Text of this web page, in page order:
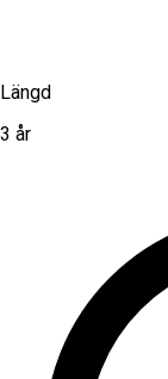
Längd
3 år